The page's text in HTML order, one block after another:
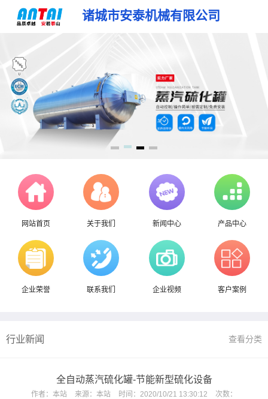
诸城市安泰机械有限公司
网站首页 关于我们 新闻中心 产品中心
企业荣誉 联系我们 企业视频 客户案例
行业新闻 查看分类
全自动蒸汽硫化罐-节能新型硫化设备
作者： 本站 来源： 本站 时间： 2020/10/21 13:30:12 次数：